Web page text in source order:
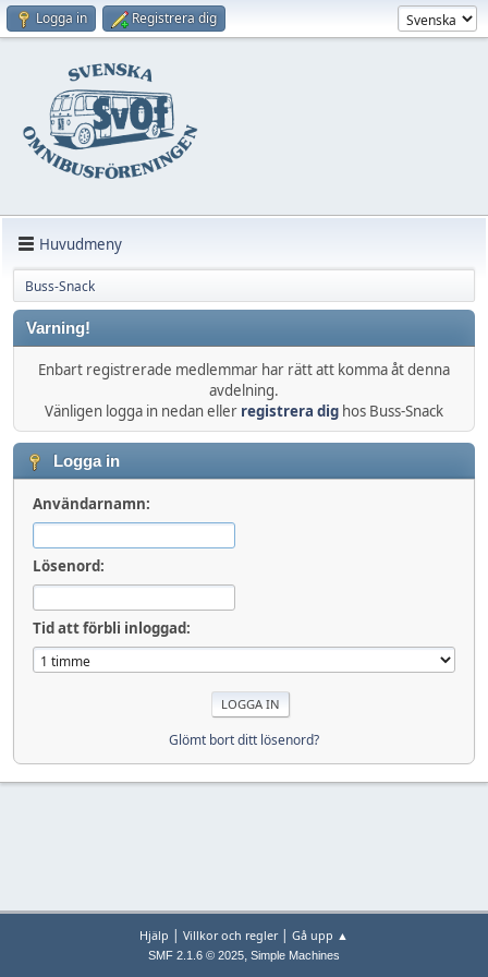
Logga in Registrera dig
Huvudmeny
Buss-Snack
Varning!
Enbart registrerade medlemmar har rätt att komma åt denna
avdelning.
Vänligen logga in nedan eller registrera dig hos Buss-Snack
Logga in
Användarnamn:
Lösenord:
Tid att förbli inloggad:
Glömt bort ditt lösenord?
Hjälp | Villkor och regler| Gå upp ▲
SMF 2.1.6 © 2025, Simple Machines